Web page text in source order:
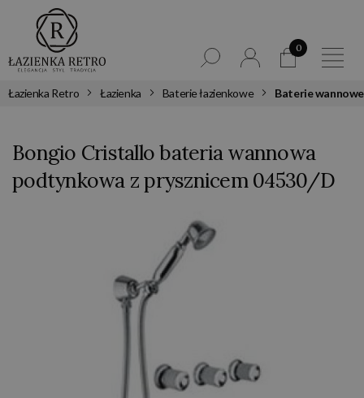
0
Łazienka Retro Łazienka Baterie łazienkowe Baterie wannowe
Bongio Cristallo bateria wannowa
podtynkowa z prysznicem 04530/D